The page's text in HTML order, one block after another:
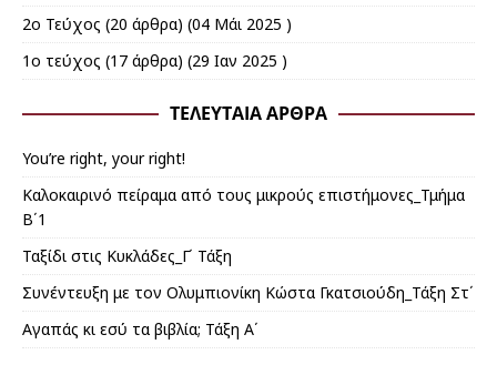
2ο Τεύχος (20 άρθρα) (04 Μάι 2025 )
1ο τεύχος (17 άρθρα) (29 Ιαν 2025 )
ΤΕΛΕΥΤΑΊΑ ΆΡΘΡΑ
You’re right, your right!
Καλοκαιρινό πείραμα από τους μικρούς επιστήμονες_Τμήμα
Β΄1
Ταξίδι στις Κυκλάδες_Γ΄ Τάξη
Συνέντευξη με τον Ολυμπιονίκη Κώστα Γκατσιούδη_Τάξη Στ΄
Αγαπάς κι εσύ τα βιβλία; Τάξη Α΄